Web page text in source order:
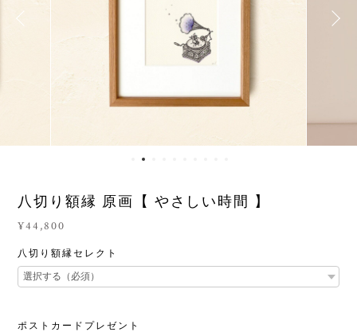
八切り額縁 原画【 やさしい時間 】
¥44,800
八切り額縁セレクト
ポストカードプレゼント